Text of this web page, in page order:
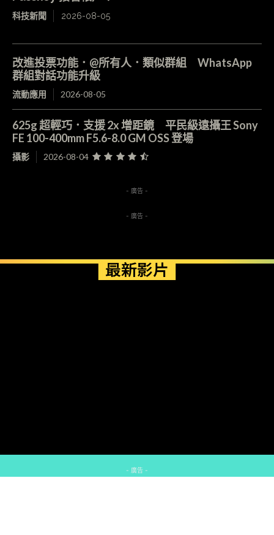
科技新聞 2026-08-05
改進投票功能．@所有人．類似群組 WhatsApp
群組對話功能升級
流動應用 2026-08-05
625g 超輕巧．支援 2x 增距鏡 平民級遠攝王 Sony
FE 100-400mm F5.6-8.0 GM OSS 登場
攝影 2026-08-04
- 廣告 -
- 廣告 -
最新影片
- 廣告 -